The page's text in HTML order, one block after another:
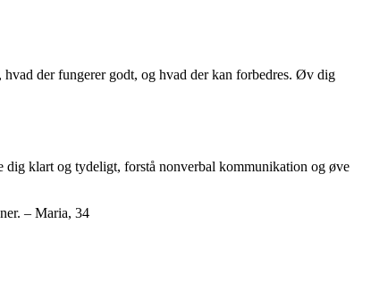
der fungerer godt, og hvad der kan forbedres. Øv dig
dig klart og tydeligt, forstå nonverbal kommunikation og øve
– Maria, 34